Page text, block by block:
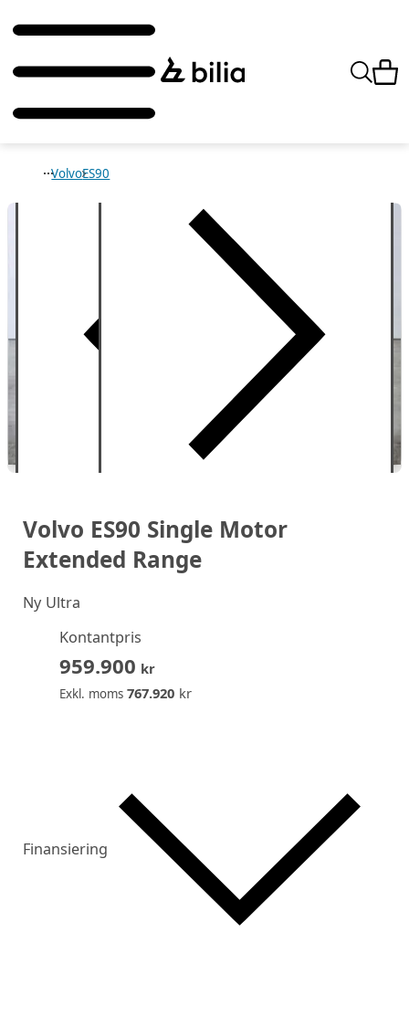
VolvoES90
Volvo ES90 Single Motor
Extended Range
NyUltra
Kontantpris
959.900 kr
Exkl. moms 767.920kr
Finansiering